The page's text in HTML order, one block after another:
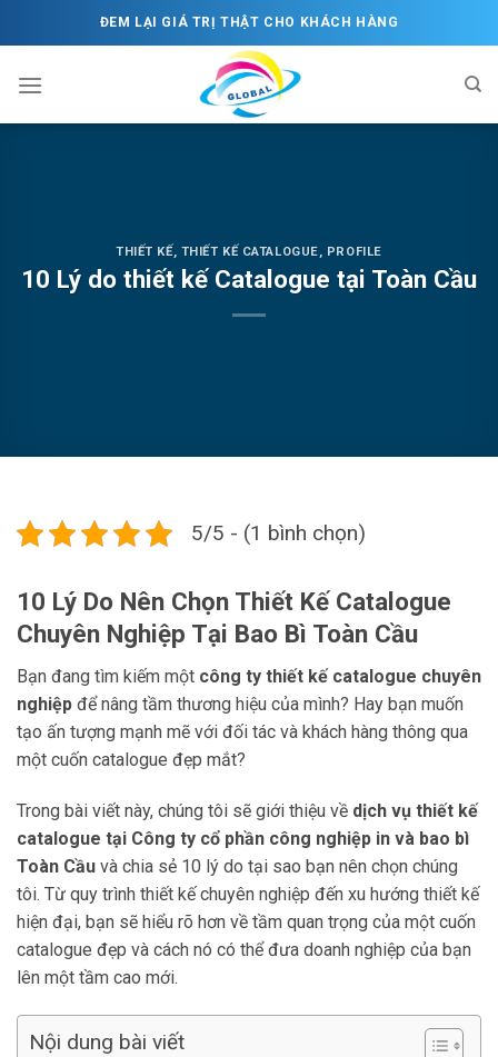
to
ĐEM LẠI GIÁ TRỊ THẬT CHO KHÁCH HÀNG
THIẾT KẾ, THIẾT KẾ CATALOGUE, PROFILE
10 Lý do thiết kế Catalogue tại Toàn Cầu
5/5 - (1 bình chọn)
10 Lý Do Nên Chọn Thiết Kế Catalogue
Chuyên Nghiệp Tại Bao Bì Toàn Cầu
Bạn đang tìm kiếm một công ty thiết kế catalogue chuyên
nghiệp để nâng tầm thương hiệu của mình? Hay bạn muốn
tạo ấn tượng mạnh mẽ với đối tác và khách hàng thông qua
một cuốn catalogue đẹp mắt?
Trong bài viết này, chúng tôi sẽ giới thiệu về dịch vụ thiết kế
catalogue tại Công ty cổ phần công nghiệp in và bao bì
Toàn Cầu và chia sẻ 10 lý do tại sao bạn nên chọn chúng
tôi. Từ quy trình thiết kế chuyên nghiệp đến xu hướng thiết kế
hiện đại, bạn sẽ hiểu rõ hơn về tầm quan trọng của một cuốn
catalogue đẹp và cách nó có thể đưa doanh nghiệp của bạn
lên một tầm cao mới.
Nội dung bài viết